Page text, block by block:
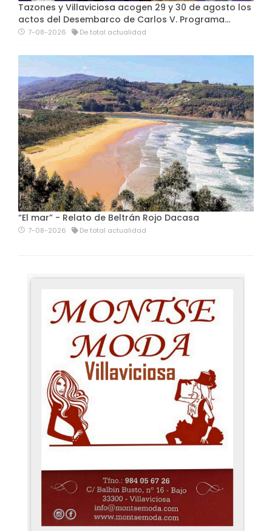
Tazones y Villaviciosa acogen 29 y 30 de agosto los
actos del Desembarco de Carlos V. Programa…
7-08-2026 De total actualidad
“El mar” - Relato de Beltrán Rojo Dacasa
7-08-2026 De total actualidad